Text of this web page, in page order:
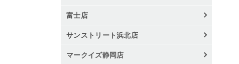
富士店
サンストリート浜北店
マークイズ静岡店